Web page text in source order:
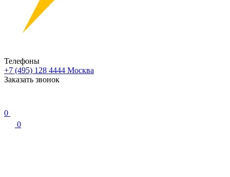
Телефоны
+7 (495) 128 4444 Москва
Заказать звонок
0
0